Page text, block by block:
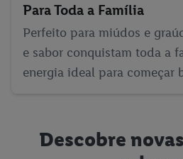
Para Toda a Família
Perfeito para miúdos e
e sabor conquistam toda a
energia ideal para começar
Descobre